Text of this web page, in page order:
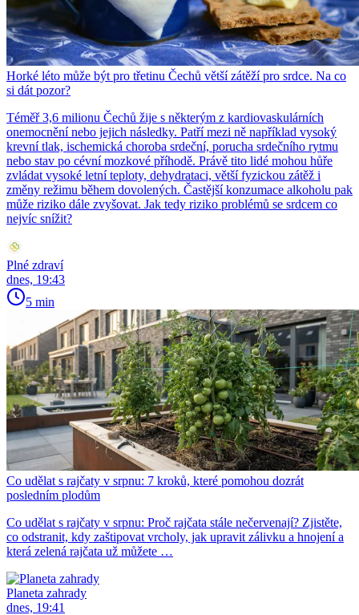
Horké léto může být pro třetinu Čechů větší zátěží pro srdce. Na co
si dát pozor?
Téměř 3,6 milionu Čechů žije s některým z kardiovaskulárních
onemocnění nebo jejich následky. Patří mezi ně například vysoký
krevní tlak, ischemická choroba srdeční, porucha srdečního rytmu
nebo stav po cévní mozkové příhodě. Právě tito lidé mohou hůře
zvládat vysoké letní teploty, dehydrataci, větší fyzickou zátěž i
změny režimu během dovolených. Častější konzumace alkoholu pak
může riziko dále zvyšovat. Jak tedy riziko problémů se srdcem co
nejvíc snížit?
Plné zdraví
dnes, 19:43
5 min
Co udělat s rajčaty v srpnu: 7 kroků, které pomohou dozrát
posledním plodům
Co udělat s rajčaty v srpnu: Proč rajčata stále nečervenají? Zjistěte,
co odstranit, kdy zaštipovat vrcholy, jak upravit zálivku a hnojení a
která zelená rajčata už můžete …
Planeta zahrady
dnes, 19:41